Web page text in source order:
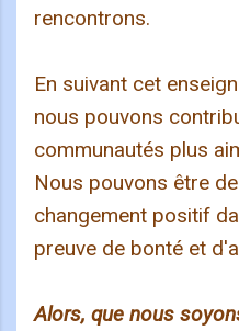
rencontrons.
En suivant cet
nous pouvons
communautés plus
Nous pouvons être
changement positif
preuve de bonté et
Alors, que nous